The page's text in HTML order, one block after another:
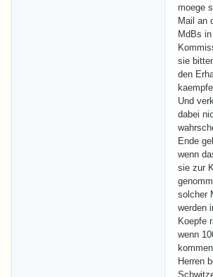
moege
Mail an
MdBs
sie
den
Und
dabei
Ende
wenn
sie zur
solcher
werden
Koepfe
wenn
Herren